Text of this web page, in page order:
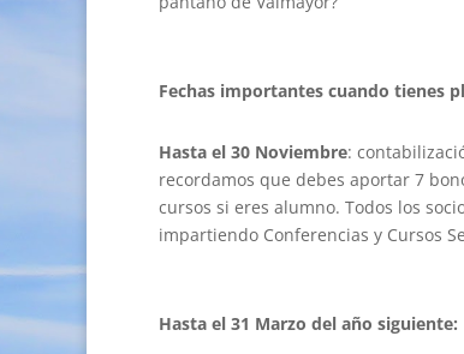
Fechas importantes cuando tienes
Hasta el 30 Noviembre:
recordamos que debes aportar 7
cursos si eres alumno. Todos los
impartiendo Conferencias y Cursos
Hasta el 31 Marzo del año siguiente: